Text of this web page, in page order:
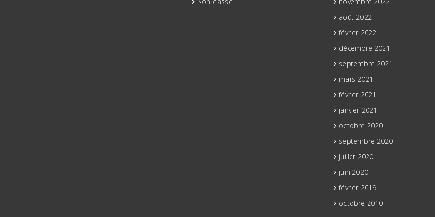
août 2022
février 2022
décembre 2021
septembre 2021
mars 2021
février 2021
janvier 2021
octobre 2020
septembre 2020
juillet 2020
juin 2020
février 2019
octobre 2010